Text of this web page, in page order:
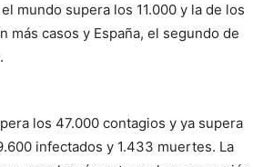
mundo supera los 11.000 y la de los
más casos y España, el segundo de
los 47.000 contagios y ya supera
infectados y 1.433 muertes. La